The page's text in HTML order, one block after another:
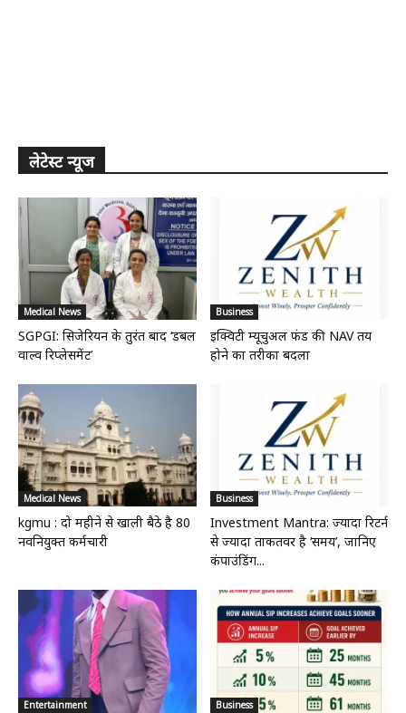
लेटेस्ट न्यूज
Medical News
SGPGI: सिजेरियन के तुरंत बाद ‘डबल
वाल्व रिप्लेसमेंट’
Business
इक्विटी म्यूचुअल फंड की NAV तय
होने का तरीका बदला
Medical News
kgmu : दो महीने से खाली बैठे है 80
नवनियुक्त कर्मचारी
Business
Investment Mantra: ज्यादा रिटर्न
से ज्यादा ताकतवर है ‘समय’, जानिए
कंपाउंडिंग...
Entertainment Business